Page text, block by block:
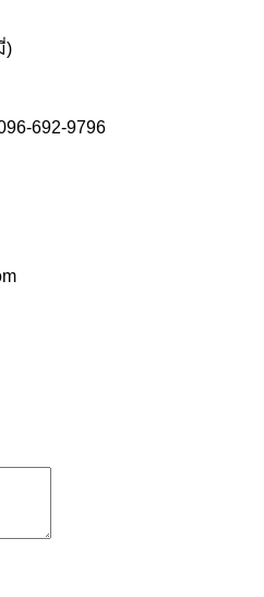
)
692-9796